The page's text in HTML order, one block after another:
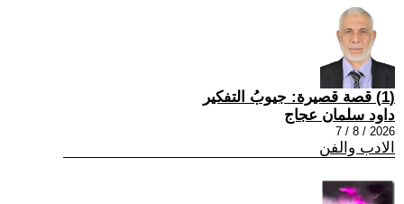
(1) قصة قصيرة: جيوبُ التفكير
داود سلمان عجاج
2026 / 8 / 7
الادب والفن